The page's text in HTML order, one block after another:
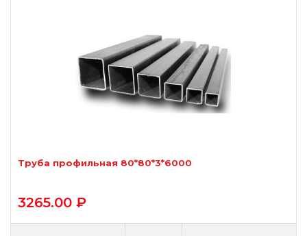
Труба профильная 80*80*3*6000
3265.00 ₽